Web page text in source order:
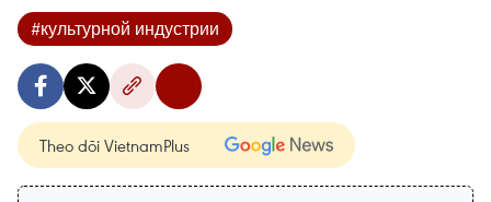
#культурной индустрии
Theo dõi VietnamPlus